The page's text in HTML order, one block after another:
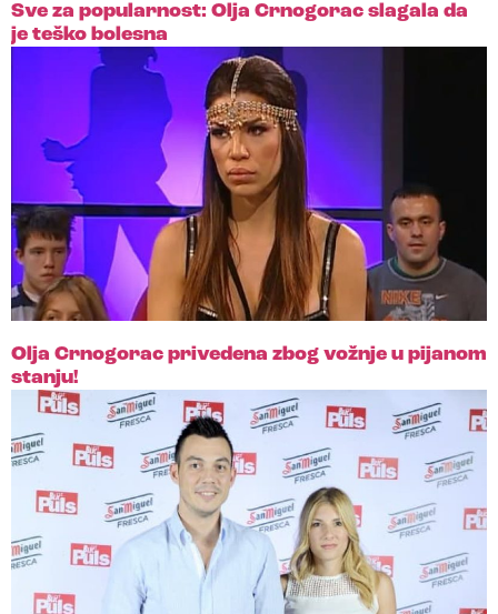
Sve za popularnost: Olja Crnogorac slagala da
je teško bolesna
Olja Crnogorac privedena zbog vožnje u pijanom
stanju!